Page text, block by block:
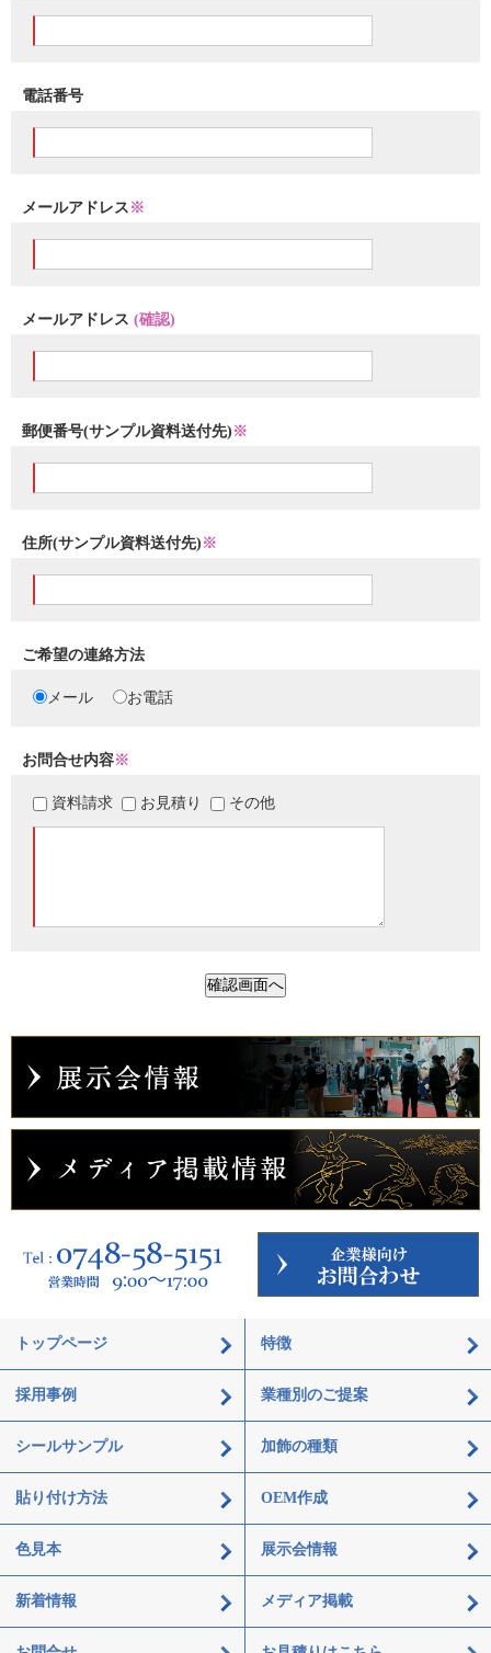
電話番号
メールアドレス ※
メールアドレス (確認)
郵便番号(サンプル資料送付先) ※
住所(サンプル資料送付先) ※
ご希望の連絡方法
メール お電話
お問合せ内容※
資料請求 お見積り その他
トップページ 特徴
採用事例 業種別のご提案
シールサンプル 加飾の種類
貼り付け方法 OEM作成
色見本 展示会情報
新着情報 メディア掲載